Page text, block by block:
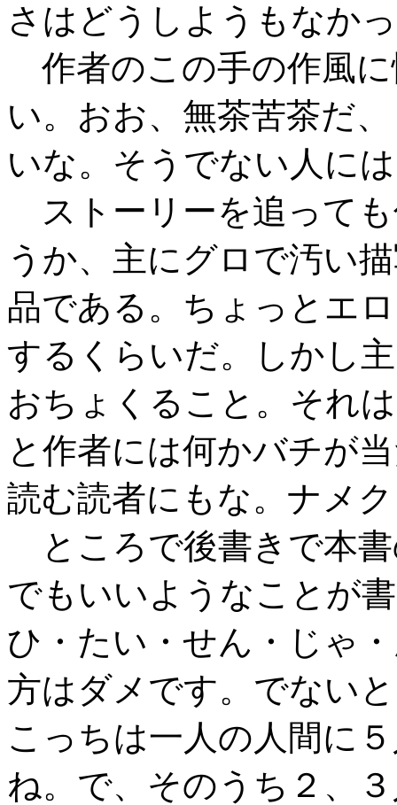
さはどうしようもなか
作者のこの手の作風
い。おお、無茶苦茶だ
いな。そうでない人に
ストーリーを追って
うか、主にグロで汚い
品である。ちょっとエ
するくらいだ。しかし
おちょくること。それ
と作者には何かバチが
読む読者にもな。ナメ
ところで後書きで本
でもいいようなことが
ひ・たい・せん・じゃ
方はダメです。でない
こっちは一人の人間に
ね。で、そのうち２、